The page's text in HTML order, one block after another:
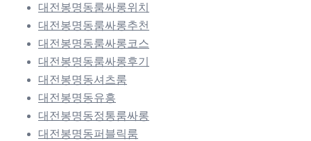
대전봉명동룸싸롱위치
대전봉명동룸싸롱추천
대전봉명동룸싸롱코스
대전봉명동룸싸롱후기
대전봉명동셔츠룸
대전봉명동유흥
대전봉명동정통룸싸롱
대전봉명동퍼블릭룸